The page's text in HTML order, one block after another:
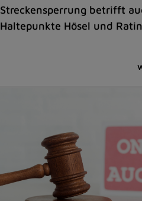
Streckensperrung betrifft
Haltepunkte Hösel und